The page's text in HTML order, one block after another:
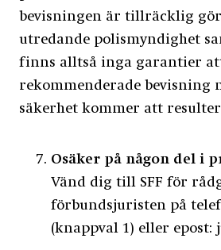
bevisningen är tillräcklig
utredande polismyndighet
finns alltså inga garantier
rekommenderade bevisning
säkerhet kommer att
Osäker på någon del i
Vänd dig till SFF för
förbundsjuristen på
(knappval 1) eller epost: